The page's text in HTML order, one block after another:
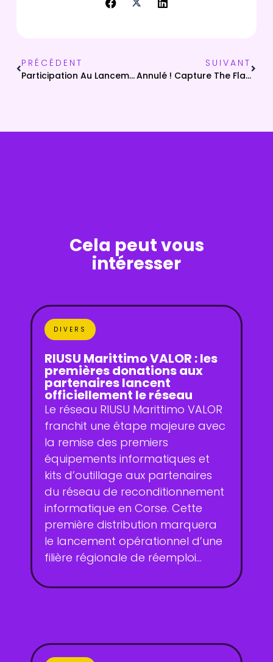
PRÉCÉDENT
Participation Au Lancement Du Dispositif TIMS À Lama
SUIVANT
Annulé ! Capture The Flag 2024 À Bastia – Le Hub Corsica S’associe À L’événement The Flag !
Cela peut vous
intéresser
DIVERS
RIUSU Marittimo VALOR : les
premières donations aux
partenaires lancent
officiellement le réseau
Le réseau RIUSU Marittimo VALOR
franchit une étape majeure avec
la remise des premiers
équipements informatiques et
kits d’outillage aux partenaires
du réseau de reconditionnement
informatique en Corse. Cette
première distribution marquera
le lancement opérationnel d’une
filière régionale de réemploi...